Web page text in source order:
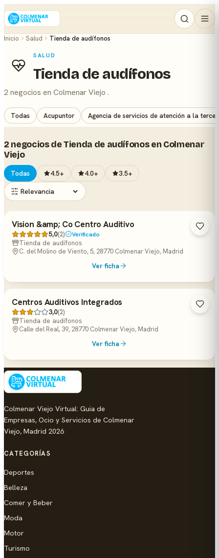
Inicio Salud Tienda de audífonos
SALUD
Tienda de audífonos
2 negocios en Colmenar Viejo .
Todas Acupuntor Agencia de servicios de atención a la
2 negocios de Tienda de audífonos en Colmenar
Viejo
Todas 4.5+ 4.0+ 3.5+
Vision &amp; Co Centro Auditivo
5,0(2) Verificado
Tienda de audífonos
C. del Molino de Viento, 5, 28770 Colmenar Viejo, Madrid
Ver ficha
Centros Auditivos Integrados
3,0(2)
Tienda de audífonos
Calle del Real, 39, 28770 Colmenar Viejo, Madrid
Ver ficha
Colmenar Viejo Virtual: Guia de
Empresas, Ocio y Servicios de Colmenar
Viejo, Madrid 2026
CATEGORÍAS
Deportes
Belleza
Comer y Beber
Moda
Motor
Turismo